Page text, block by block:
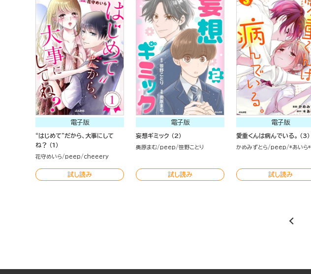
電子版
“はじめて”だから、大事にして
ね？ （1）
花守めいら peep cheeery
試し読み
電子版
妄想ギミック （2）
奥原まむ peep 笹野ことり
試し読み
電子版
愛重くんは病んでいる。 （3）
かめみずとら peep *あいら*
試し読み